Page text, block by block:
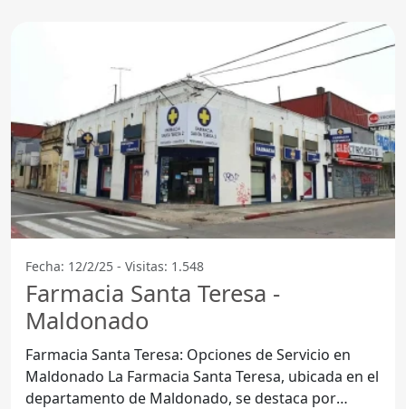
Fecha: 12/2/25 - Visitas: 1.548
Farmacia Santa Teresa -
Maldonado
Farmacia Santa Teresa: Opciones de Servicio en
Maldonado La Farmacia Santa Teresa, ubicada en el
departamento de Maldonado, se destaca por